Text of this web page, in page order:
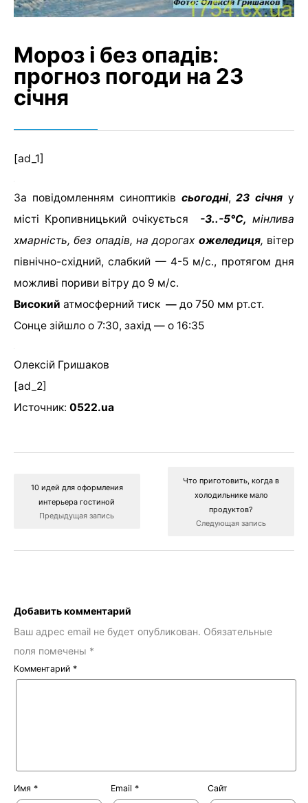
Мороз і без опадів:
прогноз погоди на 23
січня
[ad_1]
За повідомленням синоптиків сьогодні,23 січня у
місті Кропивницький очікується -3..-5°C,мінлива
хмарність, без опадів, на дорогах ожеледиця, вітер
північно-східний, слабкий — 4-5 м/с., протягом дня
можливі пориви вітру до 9 м/с.
Високий атмосферний тиск — до 750 мм рт.ст.
Сонце зійшло о 7:30, захід — о 16:35
Олексій Гришаков
[ad_2]
Источник: 0522.ua
10 идей для оформления
интерьера гостиной
Предыдущая запись
Что приготовить, когда в
холодильнике мало
продуктов?
Следующая запись
Добавить комментарий
Ваш адрес email не будет опубликован. Обязательные
поля помечены *
Комментарий *
Имя * Email * Сайт